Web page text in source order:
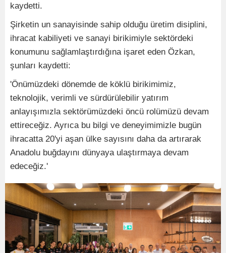
kaydetti.
Şirketin un sanayisinde sahip olduğu üretim disiplini,
ihracat kabiliyeti ve sanayi birikimiyle sektördeki
konumunu sağlamlaştırdığına işaret eden Özkan,
şunları kaydetti:
'Önümüzdeki dönemde de köklü birikimimiz,
teknolojik, verimli ve sürdürülebilir yatırım
anlayışımızla sektörümüzdeki öncü rolümüzü devam
ettireceğiz. Ayrıca bu bilgi ve deneyimimizle bugün
ihracatta 20'yi aşan ülke sayısını daha da artırarak
Anadolu buğdayını dünyaya ulaştırmaya devam
edeceğiz.'